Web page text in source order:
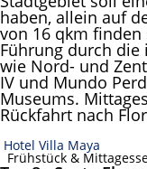
haben, allein auf
von 16 qkm finden
Führung durch die
wie Nord- und
IV und Mundo
Museums.
Rückfahrt nach
Hotel Villa Maya
Frühstück &